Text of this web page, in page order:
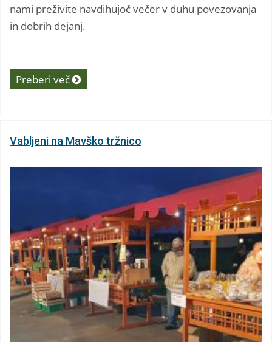
nami preživite navdihujoč večer v duhu povezovanja
in dobrih dejanj.
Preberi več
Vabljeni na Mavško tržnico